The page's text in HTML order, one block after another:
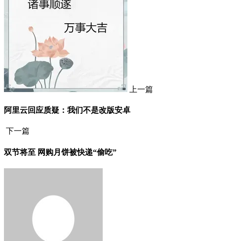
上一篇
阿里云回应质疑：我们不是改版安卓
下一篇
双节将至 网购月饼被快递“偷吃”